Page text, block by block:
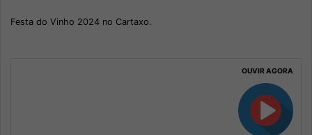
Festa do Vinho 2024 no Cartaxo.
OUVIR AGORA